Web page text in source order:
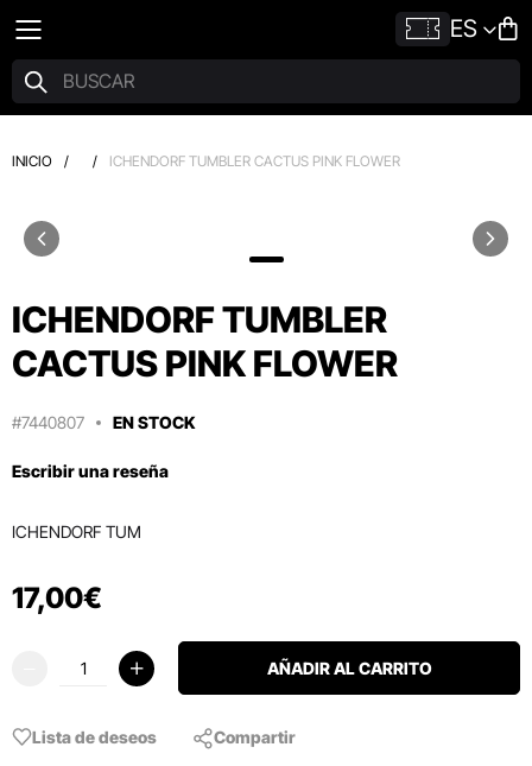
ES
INICIO / / ICHENDORF TUMBLER CACTUS PINK FLOWER
ICHENDORF TUMBLER
CACTUS PINK FLOWER
#7440807 EN STOCK
Escribir una reseña
ICHENDORF TUM
17,00€
AÑADIR AL CARRITO
Lista de deseos Compartir